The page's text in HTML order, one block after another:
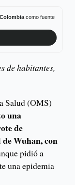
como fuente
de habitantes,
Salud (OMS)
una
de
Wuhan, con
pidió a
una epidemia